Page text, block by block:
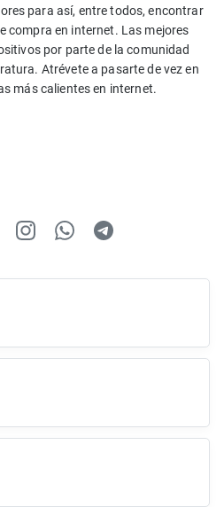
para así, entre todos, encontrar
compra en internet. Las mejores
por parte de la comunidad
Atrévete a pasarte de vez en
más calientes en internet.